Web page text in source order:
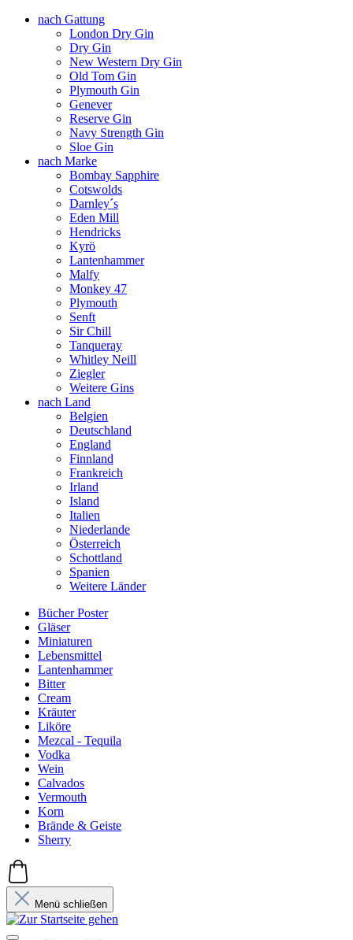
nach Gattung
London Dry Gin
Dry Gin
New Western Dry Gin
Old Tom Gin
Plymouth Gin
Genever
Reserve Gin
Navy Strength Gin
Sloe Gin
nach Marke
Bombay Sapphire
Cotswolds
Darnley´s
Eden Mill
Hendricks
Kyrö
Lantenhammer
Malfy
Monkey 47
Plymouth
Senft
Sir Chill
Tanqueray
Whitley Neill
Ziegler
Weitere Gins
nach Land
Belgien
Deutschland
England
Finnland
Frankreich
Irland
Island
Italien
Niederlande
Österreich
Schottland
Spanien
Weitere Länder
Bücher Poster
Gläser
Miniaturen
Lebensmittel
Lantenhammer
Bitter
Cream
Kräuter
Liköre
Mezcal - Tequila
Vodka
Wein
Calvados
Vermouth
Korn
Brände & Geiste
Sherry
Menü schließen